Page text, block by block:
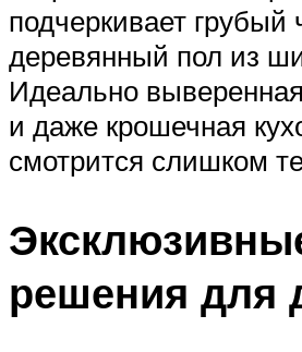
подчеркивает грубый
деревянный пол из
Идеально
и даже крошечная
смотрится слишком
решения для